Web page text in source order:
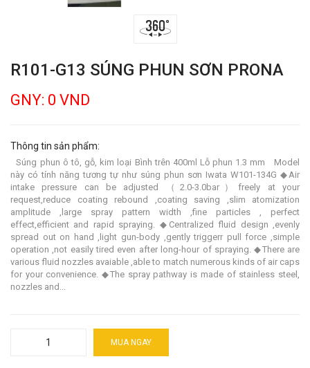
R101-G13 SÚNG PHUN SƠN PRONA
GNY: 0 VND
Thông tin sản phẩm:
Súng phun ô tô, gỗ, kim loại Bình trên 400ml Lỗ phun 1.3 mm Model
này có tính năng tương tự như súng phun sơn Iwata W101-134G ◆Air
intake pressure can be adjusted （2.0-3.0bar）freely at your
request,reduce coating rebound ,coating saving ,slim atomization
amplitude ,large spray pattern width ,fine particles , perfect
effect,efficient and rapid spraying. ◆Centralized fluid design ,evenly
spread out on hand ,light gun-body ,gently triggerr pull force ,simple
operation ,not easily tired even after long-hour of spraying. ◆There are
various fluid nozzles avaiable ,able to match numerous kinds of air caps
for your convenience. ◆The spray pathway is made of stainless steel,
nozzles and...
MUA NGAY